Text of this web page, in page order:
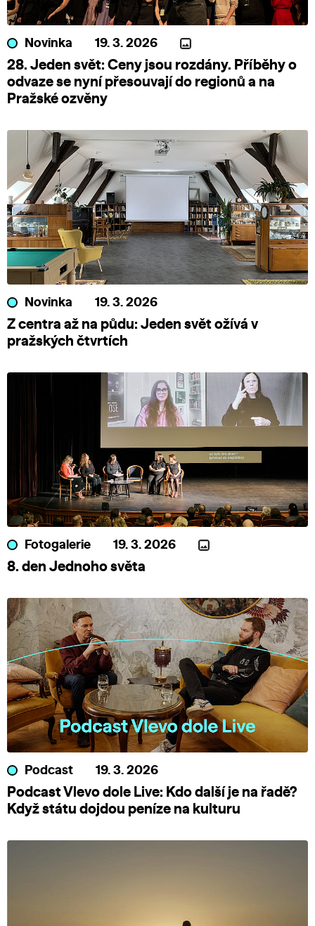
Novinka 19. 3. 2026
28. Jeden svět: Ceny jsou rozdány. Příběhy o
odvaze se nyní přesouvají do regionů a na
Pražské ozvěny
Novinka 19. 3. 2026
Z centra až na půdu: Jeden svět ožívá v
pražských čtvrtích
Fotogalerie 19. 3. 2026
8. den Jednoho světa
Podcast 19. 3. 2026
Podcast Vlevo dole Live: Kdo další je na řadě?
Když státu dojdou peníze na kulturu